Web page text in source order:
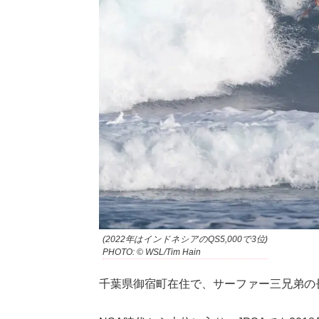
(2022年はインドネシアのQS5,000で3位)
PHOTO: © WSL/Tim Hain
千葉県御宿町在住で、サーファー三兄弟の